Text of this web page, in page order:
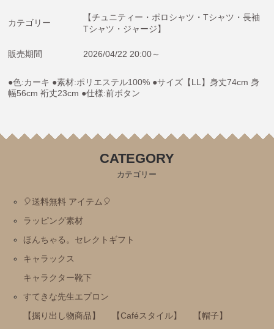
おさるのジョージ
ばけばけばけばけばけたくん
ぺんぎんたいそう
tupera tupera（しろくまのパンツ）
トムとジェリー
ねずみさんのながいパン
ディズニー
パンどろぼう
パンダのおさじ
ハムスたんてい
サンリオ
すみっコぐらし
カテゴリー
【チュニティー・ポロシャツ・Tシャツ・長袖
Tシャツ・ジャージ】
販売期間 2026/04/22 20:00～
●色:カーキ ●素材:ポリエステル100% ●サイズ【LL】身丈74cm 身
幅56cm 裄丈23cm ●仕様:前ボタン
CATEGORY
カテゴリー
🎈送料無料 アイテム🎈
ラッピング素材
ほんちゃる。セレクトギフト
キャラックス
キャラクター靴下
すてきな先生エプロン
【掘り出し物商品】
【Caféスタイル】
【帽子】